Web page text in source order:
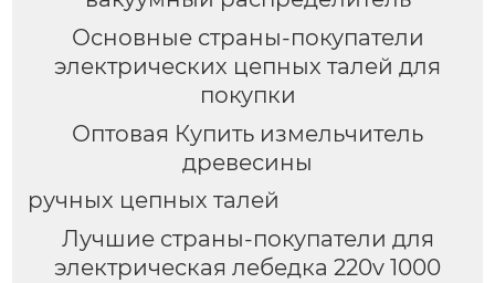
Основные страны-покупатели
электрических цепных талей для
покупки
Оптовая Купить измельчитель
древесины
ручных цепных талей
Лучшие страны-покупатели для
электрическая лебедка 220v 1000